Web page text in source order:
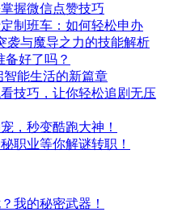
握微信点赞技巧
制班车：如何轻松申办
袭与魔导之力的技能解析
好了吗？
能生活的新篇章
技巧，让你轻松追剧无压
，秒变酷跑大神！
职业等你解谜转职！
我的秘密武器！